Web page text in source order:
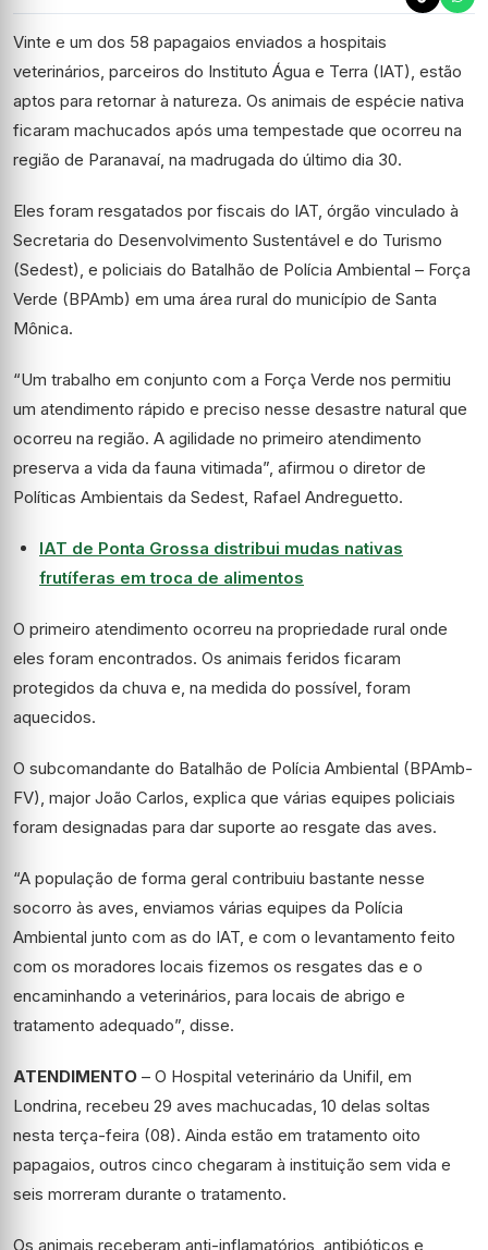
Vinte e um dos 58 papagaios enviados a hospitais
veterinários, parceiros do Instituto Água e Terra (IAT), estão
aptos para retornar à natureza. Os animais de espécie nativa
ficaram machucados após uma tempestade que ocorreu na
região de Paranavaí, na madrugada do último dia 30.
Eles foram resgatados por fiscais do IAT, órgão vinculado à
Secretaria do Desenvolvimento Sustentável e do Turismo
(Sedest), e policiais do Batalhão de Polícia Ambiental – Força
Verde (BPAmb) em uma área rural do município de Santa
Mônica.
“Um trabalho em conjunto com a Força Verde nos permitiu
um atendimento rápido e preciso nesse desastre natural que
ocorreu na região. A agilidade no primeiro atendimento
preserva a vida da fauna vitimada”, afirmou o diretor de
Políticas Ambientais da Sedest, Rafael Andreguetto.
IAT de Ponta Grossa distribui mudas nativas
frutíferas em troca de alimentos
O primeiro atendimento ocorreu na propriedade rural onde
eles foram encontrados. Os animais feridos ficaram
protegidos da chuva e, na medida do possível, foram
aquecidos.
O subcomandante do Batalhão de Polícia Ambiental (BPAmb-
FV), major João Carlos, explica que várias equipes policiais
foram designadas para dar suporte ao resgate das aves.
“A população de forma geral contribuiu bastante nesse
socorro às aves, enviamos várias equipes da Polícia
Ambiental junto com as do IAT, e com o levantamento feito
com os moradores locais fizemos os resgates das e o
encaminhando a veterinários, para locais de abrigo e
tratamento adequado”, disse.
ATENDIMENTO – O Hospital veterinário da Unifil, em
Londrina, recebeu 29 aves machucadas, 10 delas soltas
nesta terça-feira (08). Ainda estão em tratamento oito
papagaios, outros cinco chegaram à instituição sem vida e
seis morreram durante o tratamento.
Os animais receberam anti-inflamatórios, antibióticos e